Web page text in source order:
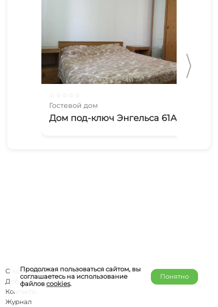
Гостевой дом
Дом под-ключ Энгельса 61А
Продолжая пользоваться сайтом, вы
соглашаетесь на использование
файловcookies.
Понятно
О компании
Добавить объект
Контакты
Журнал